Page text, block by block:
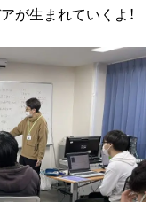
が生まれていくよ！